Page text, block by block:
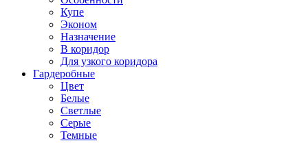
Купе
Эконом
Назначение
В коридор
Для узкого коридора
Гардеробные
Цвет
Белые
Светлые
Серые
Темные